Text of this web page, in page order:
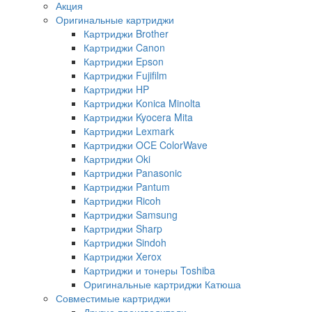
Акция
Оригинальные картриджи
Картриджи Brother
Картриджи Canon
Картриджи Epson
Картриджи Fujifilm
Картриджи HP
Картриджи Konica Minolta
Картриджи Kyocera Mita
Картриджи Lexmark
Картриджи OCE ColorWave
Картриджи Oki
Картриджи Panasonic
Картриджи Pantum
Картриджи Ricoh
Картриджи Samsung
Картриджи Sharp
Картриджи Sindoh
Картриджи Xerox
Картриджи и тонеры Toshiba
Оригинальные картриджи Катюша
Совместимые картриджи